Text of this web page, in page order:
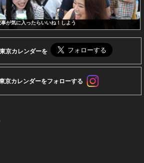
が気に入ったらいいね！しよう
京カレンダーを
京カレンダーをフォローする